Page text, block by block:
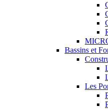
Bassins et
Les